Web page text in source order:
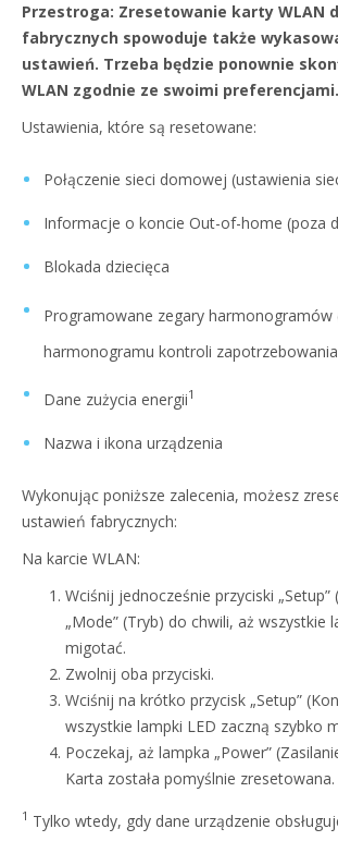
Przestroga: Zresetowanie karty WLAN
fabrycznych spowoduje także
ustawień. Trzeba będzie ponownie
WLAN zgodnie ze swoimi preferencjami.
Ustawienia, które są resetowane:
Połączenie sieci domowej (ustawienia
Informacje o koncie Out-of-home (poza
Blokada dziecięca
Programowane zegary harmonogramów
harmonogramu kontroli zapotrzebowania
Dane zużycia energii1
Nazwa i ikona urządzenia
Wykonując poniższe zalecenia, możesz
ustawień fabrycznych:
Na karcie WLAN:
Wciśnij jednocześnie przyciski
„Mode” (Tryb) do chwili, aż wszystkie
migotać.
Zwolnij oba przyciski.
Wciśnij na krótko przycisk „Setup”
wszystkie lampki LED zaczną szybko
Poczekaj, aż lampka „Power”
Karta została pomyślnie zresetowana.
1 Tylko wtedy, gdy dane urządzenie